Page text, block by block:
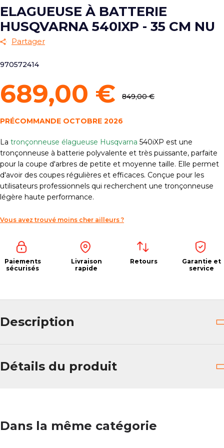
ELAGUEUSE À BATTERIE
HUSQVARNA 540IXP - 35 CM NU
Partager
970572414
689,00 € 849,00 €
PRÉCOMMANDE OCTOBRE 2026
La tronçonneuse élagueuse Husqvarna 540iXP est une
tronçonneuse à batterie polyvalente et très puissante, parfaite
pour la coupe d'arbres de petite et moyenne taille. Elle permet
d'avoir des coupes régulières et efficaces. Conçue pour les
utilisateurs professionnels qui recherchent une tronçonneuse
légère haute performance.
Vous avez trouvé moins cher ailleurs ?
Paiements
sécurisés
Livraison
rapide
Retours
Garantie et
service
Description
Détails du produit
Dans la même catégorie